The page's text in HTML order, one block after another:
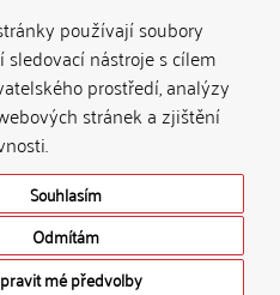
používají soubory
sledovací nástroje s cílem
prostředí, analýzy
stránek a zjištění
Souhlasím
Odmítám
mé předvolby
not